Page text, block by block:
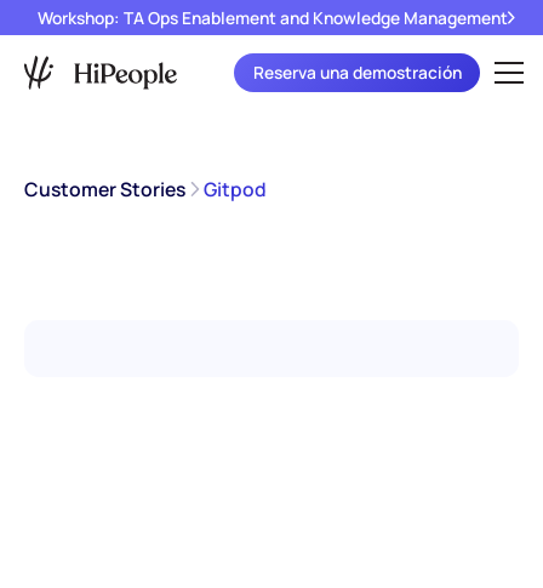
Workshop: TA Ops Enablement and Knowledge Management
Reserva una demostración
Customer Stories Gitpod